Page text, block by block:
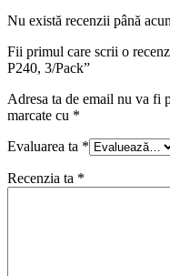
Nu există recenzii până
Fii primul care scrii o
P240, 3/Pack”
Adresa ta de email nu va fi
marcate cu *
Evaluarea ta *
Recenzia ta *